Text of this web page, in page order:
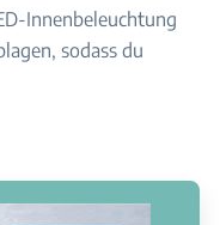
Innenbeleuchtung
sodass du